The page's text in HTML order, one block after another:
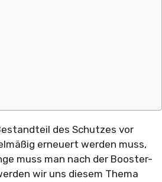
des Schutzes vor
erneuert werden muss,
muss man nach der Booster-
wir uns diesem Thema